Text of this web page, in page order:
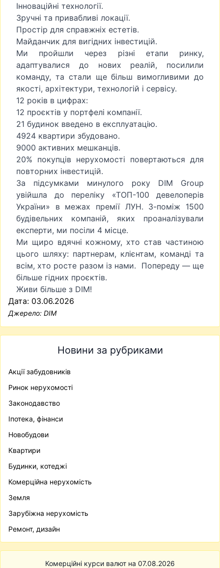
Інноваційні технології.
Зручні та привабливі локації.
Простір для справжніх естетів.
Майданчик для вигідних інвестицій.
Ми пройшли через різні етапи ринку,
адаптувалися до нових реалій, посилили
команду, та стали ще більш вимогливими до
якості, архітектури, технологій і сервісу.
12 років в цифрах:
12 проєктів у портфелі компанії.
21 будинок введено в експлуатацію.
4924 квартири збудовано.
9000 активних мешканців.
20% покупців нерухомості повертаються для
повторних інвестицій.
За підсумками минулого року DIM Group
увійшла до переліку «ТОП-100 девелоперів
України» в межах премії ЛУН. З-поміж 1500
будівельних компаній, яких проаналізували
експерти, ми посіли 4 місце.
Ми щиро вдячні кожному, хто став частиною
цього шляху: партнерам, клієнтам, команді та
всім, хто росте разом із нами. Попереду — ще
більше гідних проєктів.
Живи більше з DIM!
Дата: 03.06.2026
Джерело: DIM
Новини за рубриками
Акції забудовників
Ринок нерухомості
Законодавство
Іпотека, фінанси
Новобудови
Квартири
Будинки, котеджі
Комерційна нерухомість
Земля
Зарубіжна нерухомість
Ремонт, дизайн
Комерційні курси валют на 07.08.2026